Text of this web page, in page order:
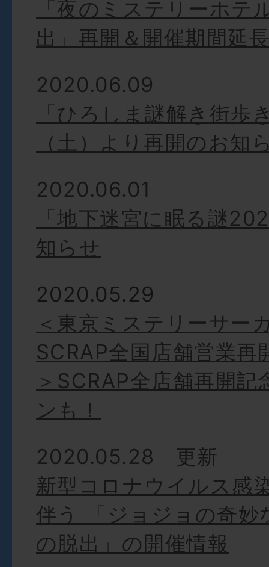
「夜のミステリーホテ
出」再開＆開催期間延
2020.06.09
「ひろしま謎解き街歩
（土）より再開のお知
2020.06.01
「地下迷宮に眠る謎
知らせ
2020.05.29
＜東京ミステリーサー
SCRAP全国店舗営業再
＞SCRAP全店舗再開
ンも！
2020.05.28 更新
新型コロナウイルス感
伴う 「ジョジョの奇妙
の脱出」の開催情報